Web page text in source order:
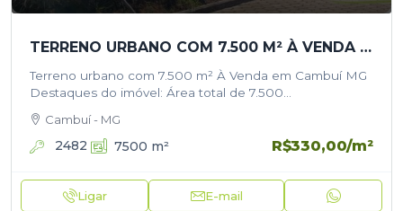
TERRENO URBANO COM 7.500 M² À VENDA EM CAMBUÍ/MG
Terreno urbano com 7.500 m² À Venda em Cambuí MG
Destaques do imóvel: Área total de 7.500
m² Possibilidade de desmembramento em lotes
menores Excelente topografia para diversos tipos de
projetos Localização…
Cambuí - MG
2482 7500 m² R$330,00/m²
Ligar E-mail